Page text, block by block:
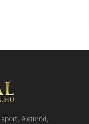
életmód,